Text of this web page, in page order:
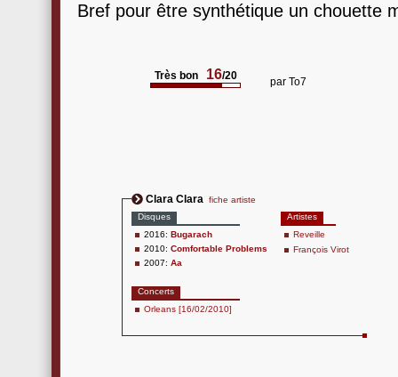
Bref pour être synthétique un chouette
Très bon 16/20 par To7
Clara Clara fiche artiste
Disques
2016: Bugarach
2010: Comfortable Problems
2007: Aa
Concerts
Orleans [16/02/2010]
Artistes
Reveille
François Virot